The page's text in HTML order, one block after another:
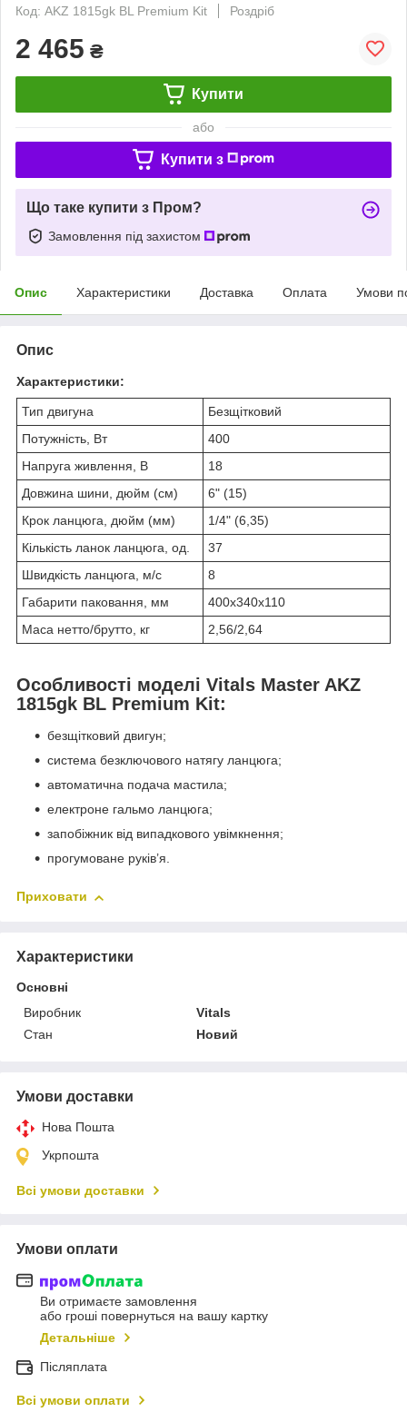
Код: AKZ 1815gk BL Premium Kit
Роздріб
2 465 ₴
Купити
або
Купити з
Що таке купити з Пром?
Замовлення під захистом
Опис Характеристики Доставка Оплата Умови
Опис
Характеристики:
Тип двигуна
Безщітковий
Потужність, Вт
400
Напруга живлення, В
18
Довжина шини, дюйм (см)
6" (15)
Крок ланцюга, дюйм (мм)
1/4" (6,35)
Кількість ланок ланцюга, од.
37
Швидкість ланцюга, м/с
8
Габарити паковання, мм
400х340х110
Маса нетто/брутто, кг
2,56/2,64
Особливості моделі Vitals Master AKZ
1815gk BL Premium Kit:
безщітковий двигун;
система безключового натягу ланцюга;
автоматична подача мастила;
електроне гальмо ланцюга;
запобіжник від випадкового увімкнення;
прогумоване руків’я.
Приховати
Характеристики
Основні
Виробник
Vitals
Стан
Новий
Умови доставки
Нова Пошта
Укрпошта
Всі умови доставки
Умови оплати
Ви отримаєте замовлення
або гроші повернуться на вашу картку
Детальніше
Післяплата
Всі умови оплати